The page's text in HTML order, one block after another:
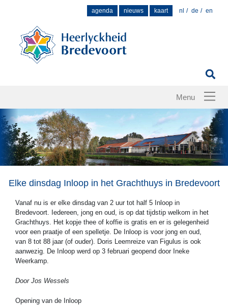
agenda nieuws kaart nl de en
Elke dinsdag Inloop in het Grachthuys in Bredevoort
Vanaf nu is er elke dinsdag van 2 uur tot half 5 Inloop in
Bredevoort. Iedereen, jong en oud, is op dat tijdstip welkom in het
Grachthuys. Het kopje thee of koffie is gratis en er is gelegenheid
voor een praatje of een spelletje. De Inloop is voor jong en oud,
van 8 tot 88 jaar (of ouder). Doris Leemreize van Figulus is ook
aanwezig. De Inloop werd op 3 februari geopend door Ineke
Weerkamp.
Door Jos Wessels
Opening van de Inloop